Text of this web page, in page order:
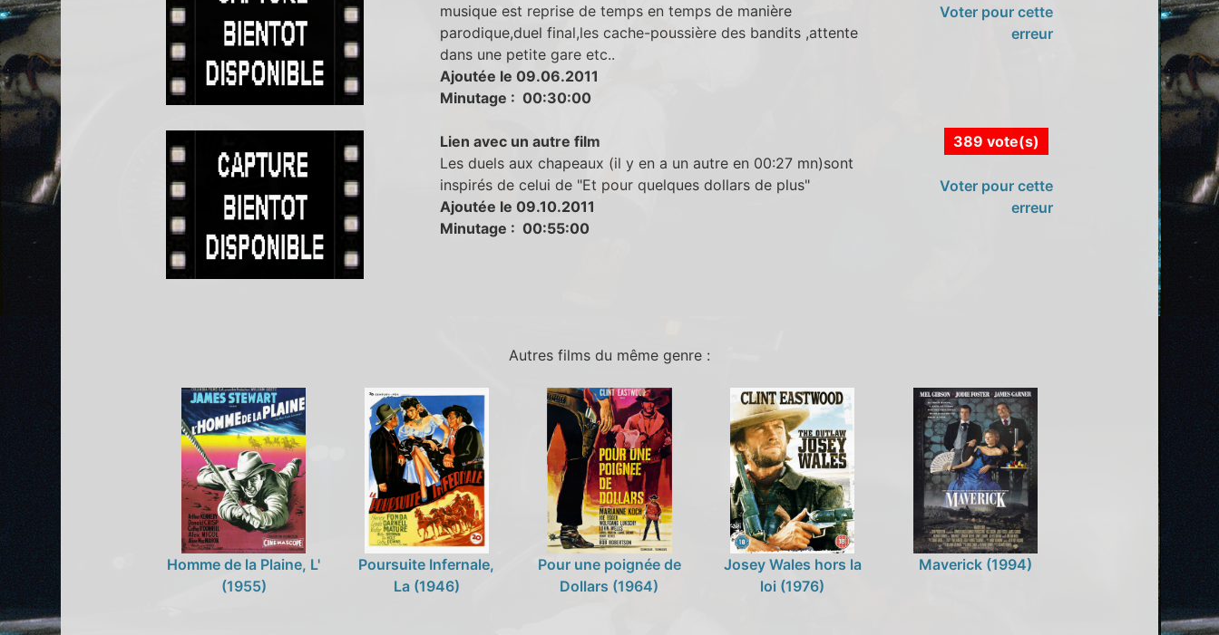
musique est reprise de temps en temps de manière
parodique,duel final,les cache-poussière des bandits ,attente
dans une petite gare etc..
Ajoutée le 09.06.2011
Minutage : 00:30:00
Voter pour cette
erreur
Lien avec un autre film
Les duels aux chapeaux (il y en a un autre en 00:27 mn)sont
inspirés de celui de "Et pour quelques dollars de plus"
Ajoutée le 09.10.2011
Minutage : 00:55:00
389 vote(s)
Voter pour cette
erreur
Autres films du même genre :
Homme de la Plaine, L'
(1955)
Poursuite Infernale,
La (1946)
Pour une poignée de
Dollars (1964)
Josey Wales hors la
loi (1976)
Maverick (1994)